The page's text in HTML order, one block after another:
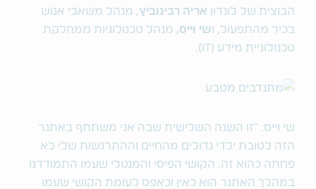
הבוצית של לונדון אריה רבינוביץ, מנהל משאבי אנוש
בכיר מהתפעול, ושי וייס, מנהל טכנולוגיות ממחלקת
טכנולוגיית מידע (IT).
שי וייס: "זו השנה השלישית שבה אני משתתף באתגר
הזה לטובת ילדי גדולים מהחיים וההתרגשות שלי לא
פחתה כהוא זה. הקושי הפיסי והמנטלי שעמו התמודדנו
במהלך האתגר הוא כאין וכאפס לעומת הקושי שעמו